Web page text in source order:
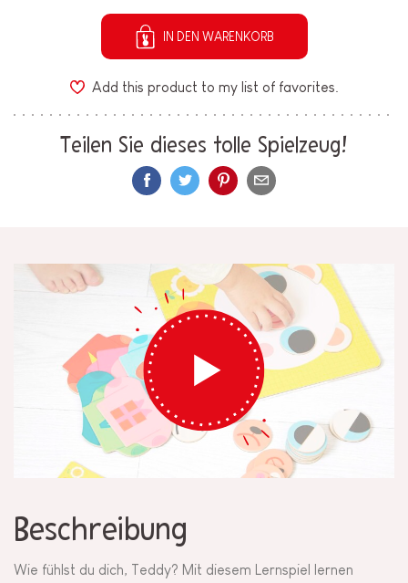
IN DEN WARENKORB
Add this product to my list of favorites.
Teilen Sie dieses tolle Spielzeug!
Beschreibung
Wie fühlst du dich, Teddy? Mit diesem Lernspiel lernen